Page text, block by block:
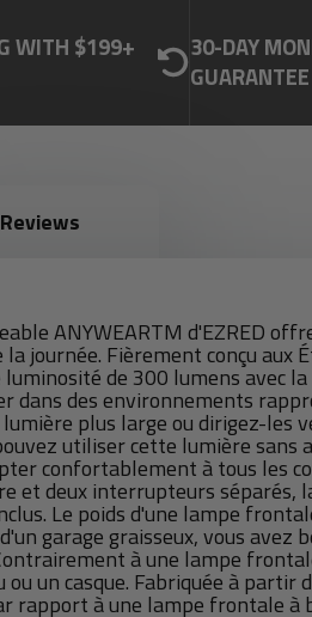
WITH $199+
30-DAY
GUARANTEE
Reviews
ANYWEARTM d'EZRED
Fièrement conçu aux
de 300 lumens avec
des environnements
plus large ou dirigez-les
utiliser cette lumière sans
confortablement à tous les
et deux interrupteurs séparés,
Le poids d'une lampe
garage graisseux, vous avez
à une lampe
un casque. Fabriquée à partir
à une lampe frontale à